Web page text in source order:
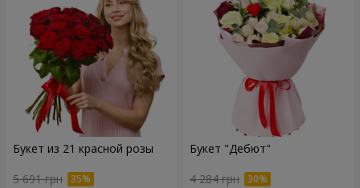
Букет из 21 красной розы
5 691 грн
Букет "Дебют"
4 284 грн